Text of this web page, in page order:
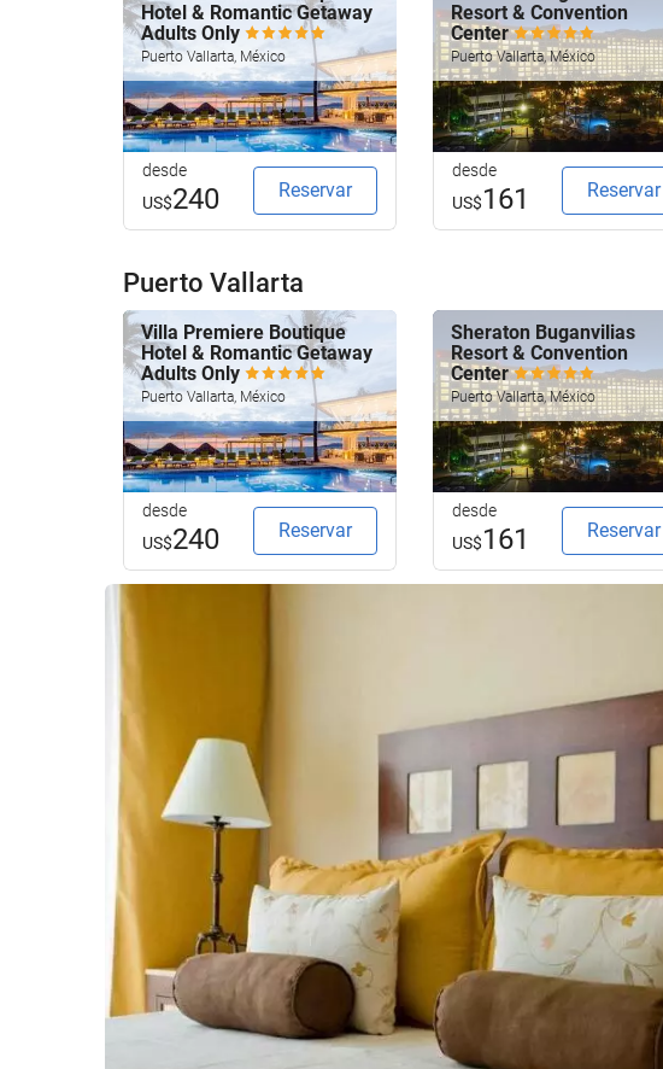
Hotel & Romantic Getaway
Adults Only
Puerto Vallarta, México
desde
US$240 Reservar
Resort & Convention
Center
Puerto Vallarta, México
desde
US$161 Reservar
Puerto Vallarta
Villa Premiere Boutique
Hotel & Romantic Getaway
Adults Only
Puerto Vallarta, México
desde
US$240 Reservar
Sheraton Buganvilias
Resort & Convention
Center
Puerto Vallarta, México
desde
US$161 Reservar